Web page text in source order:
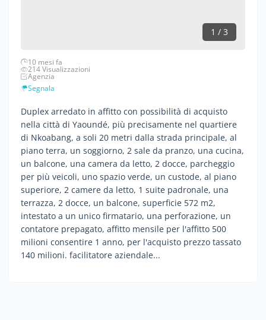
1 / 3
10 mesi fa
214 Visualizzazioni
Agenzia
Segnala
Duplex arredato in affitto con possibilità di acquisto
nella città di Yaoundé, più precisamente nel quartiere
di Nkoabang, a soli 20 metri dalla strada principale, al
piano terra, un soggiorno, 2 sale da pranzo, una cucina,
un balcone, una camera da letto, 2 docce, parcheggio
per più veicoli, uno spazio verde, un custode, al piano
superiore, 2 camere da letto, 1 suite padronale, una
terrazza, 2 docce, un balcone, superficie 572 m2,
intestato a un unico firmatario, una perforazione, un
contatore prepagato, affitto mensile per l'affitto 500
milioni consentire 1 anno, per l'acquisto prezzo tassato
140 milioni. facilitatore aziendale...